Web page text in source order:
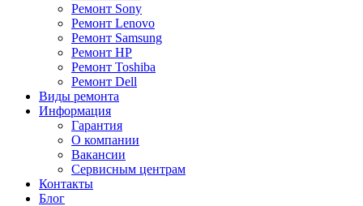
Ремонт Sony
Ремонт Lenovo
Ремонт Samsung
Ремонт HP
Ремонт Toshiba
Ремонт Dell
Виды ремонта
Информация
Гарантия
О компании
Вакансии
Сервисным центрам
Контакты
Блог